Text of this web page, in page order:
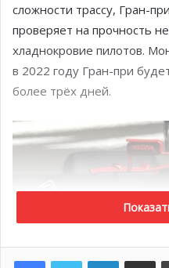
сложности трассу, Гран-
проверяет на прочность
хладнокровие пилотов.
в 2022 году Гран-при
более трёх дней.
LinkedInПоделиться